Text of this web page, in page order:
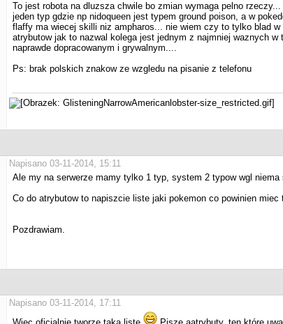
To jest robota na dluzsza chwile bo zmian wymaga pelno
jeden typ gdzie np nidoqueen jest typem ground poison, a w
flaffy ma wiecej skilli niz ampharos... nie wiem czy to tylko blad
atrybutow jak to nazwal kolega jest jednym z najmniej waznych
naprawde dopracowanym i grywalnym....
Ps: brak polskich znakow ze wzgledu na pisanie z telefonu
Napisano 03-11-2014, 15:11
Ale my na serwerze mamy tylko 1 typ, system 2 typow wgl
Co do atrybutow to napiszcie liste jaki pokemon co powinien miec
Pozdrawiam.
Napisano 03-11-2014, 17:11